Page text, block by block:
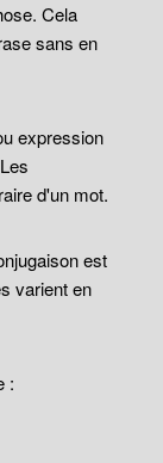
Cela
sans en
expression
d'un mot.
est
varient en
: